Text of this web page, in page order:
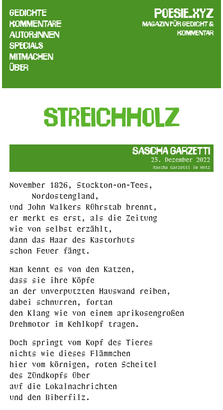
poesie.xyz
Magazin für Gedicht &
Kommentar
Gedichte
Kommentare
Autor:innen
Specials
Mitmachen
Über
Streichholz
Sascha Garzetti
23. Dezember 2022
Sascha Garzetti im Netz
November 1826, Stockton-on-Tees,
Nordostengland,
und John Walkers Rührstab brennt,
er merkt es erst, als die Zeitung
wie von selbst erzählt,
dann das Haar des Kastorhuts
schon Feuer fängt.
Man kennt es von den Katzen,
dass sie ihre Köpfe
an der unverputzten Hauswand reiben,
dabei schnurren, fortan
den Klang wie von einem aprikosengroßen
Drehmotor im Kehlkopf tragen.
Doch springt vom Kopf des Tieres
nichts wie dieses Flämmchen
hier vom körnigen, roten Scheitel
des Zündkopfs über
auf die Lokalnachrichten
und den Biberfilz.